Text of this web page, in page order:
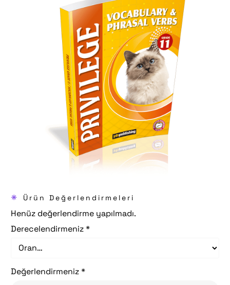
* Ürün Değerlendirmeleri
Henüz değerlendirme yapılmadı.
Derecelendirmeniz*
Değerlendirmeniz*